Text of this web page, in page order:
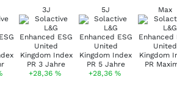
3J
+28,36%
5J
+28,36 %
Max